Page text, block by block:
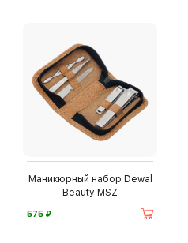
Маникюрный набор Dewal
Beauty MSZ
575 ⃏